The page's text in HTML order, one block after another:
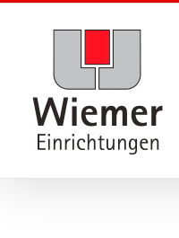
Skip